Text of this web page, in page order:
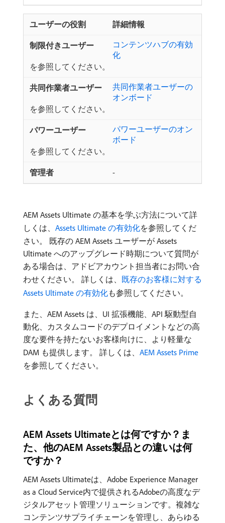
詳細情報
コンテンツハブの有効
化
を参照してください。
共同作業者ユーザーの
オンボード
を参照してください。
パワーユーザーのオン
ボード
を参照してください。
-
AEM Assets Ultimate の基本を学ぶ方法について詳
しくは、 Assets Ultimate の有効化を参照してくだ
さい。 既存の AEM Assets ユーザーが Assets
Ultimate へのアップグレード時期について質問が
ある場合は、アドビアカウント担当者にお問い合
わせください。 詳しくは、 既存のお客様に対する
Assets Ultimate の有効化も参照してください。
また、AEM Assets は、UI 拡張機能、API 駆動型自
動化、カスタムコードのデプロイメントなどの高
度な要件を持たないお客様向けに、より軽量な
DAM も提供します。 詳しくは、 AEM Assets Prime
を参照してください。
よくある質問
AEM Assets Ultimateとは何ですか？ま
た、他のAEM Assets製品との違いは何
ですか？
AEM Assets Ultimateは、Adobe Experience Manager
as a Cloud Service内で提供されるAdobeの高度なデ
ジタルアセット管理ソリューションです。複雑な
コンテンツサプライチェーンを管理し、あらゆる